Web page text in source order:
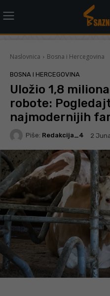
Naslovnica Bosna i Hercegovina
BOSNA I HERCEGOVINA
Uložio 1,8
robote:
najmodernijih
Piše: Redakcija_4 2